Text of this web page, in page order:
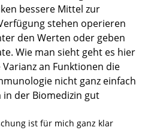
bessere Mittel zur
stehen operieren
den Werten oder geben
Wie man sieht geht es hier
an Funktionen die
nicht ganz einfach
in der Biomedizin gut
ist für mich ganz klar